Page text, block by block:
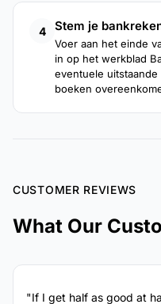
4 Stem je
Voer aan het einde
in op het werkblad
eventuele
boeken
CUSTOMER REVIEWS
What Our
"If I get half as good at